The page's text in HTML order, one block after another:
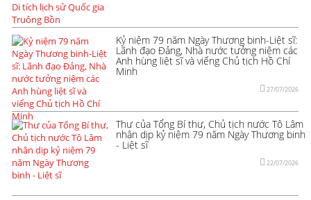
Kỷ niệm 79 năm Ngày Thương binh-Liệt sĩ:
Lãnh đạo Đảng, Nhà nước tưởng niệm các
Anh hùng liệt sĩ và viếng Chủ tịch Hồ Chí
Minh
27/07/2026
Thư của Tổng Bí thư, Chủ tịch nước Tô Lâm
nhân dịp kỷ niệm 79 năm Ngày Thương binh
- Liệt sĩ
22/07/2026